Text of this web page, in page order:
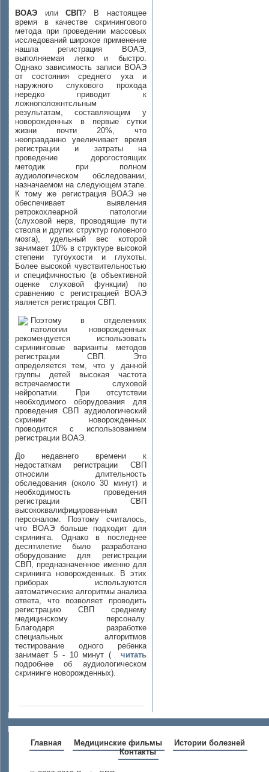
ВОАЭ илиСВП? В настоящее
время в качестве скринингового
метода при проведении массовых
исследований широкое применение
нашла регистрация ВОАЭ,
выполняемая легко и быстро.
Однако зависимость записи ВОАЭ
от состояния среднего уха и
наружного слухового прохода
нередко приводит к
ложноположнтсльным
результатам, составляющим у
новорожденных в первые сутки
жизни почти 20%, что
неоправданно увеличивает время
регистрации и затраты на
проведение дорогостоящих
методик при полном
аудиологическом обследовании,
назначаемом на следующем этапе.
К тому же регистрация ВОАЭ не
обеспечивает выявления
ретрокохлеарной патологии
(слуховой нерв, проводящие пути
ствола и других структур головного
мозга), удельный вес которой
занимает 10% в структуре высокой
степени тугоухости и глухоты.
Более высокой чувствительностью
и специфичностью (в объективной
оценке слуховой функции) по
сравнению с регистрацией ВОАЭ
является регистрация СВП.
Поэтому в отделениях
патологии новорожденных
рекомендуется использовать
скрининговые варианты методов
регистрации СВП. Это
определяется тем, что у данной
группы детей высокая частота
встречаемости слуховой
нейропатии. При отсутствии
необходимого оборудования для
проведения СВП аудиологический
скрининг новорожденных
проводится с использованием
регистрации ВОАЭ.
До недавнего времени к
недостаткам регистрации СВП
относили длительность
обследования (около 30 минут) и
необходимость проведения
регистрации СВП
высококвалифицированным
персоналом. Поэтому считалось,
что ВОАЭ больше подходит для
скрининга. Однако в последнее
десятилетие было разработано
оборудование для регистрации
СВП, предназначенное именно для
скрининга новорожденных. В этих
приборах используются
автоматические алгоритмы анализа
ответа, что позволяет проводить
регистрацию СВП среднему
медицинскому персоналу.
Благодаря разработке
специальных алгоритмов
тестирование одного ребенка
занимает 5 - 10 минут ( читать
подробнее об аудиологическом
скрининге новорожденных).
Главная Медицинские фильмы
Истории болезней
Контакты